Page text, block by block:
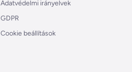
Adatvédelmi irányelvek
GDPR
Cookie beállítások